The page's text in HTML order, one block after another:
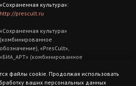
«Сохраненная культура»:
http://prescult.ru
«Сохраненная культура»
(комбинированное
обозначение), «РresCult»,
«БИА_АРТ» (комбинированное
зарегистрированные товарные
знаки
файлы cookie. Продолжая использовать
ваших персональных данных